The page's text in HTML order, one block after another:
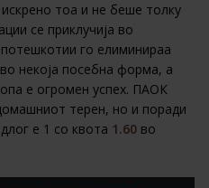
тоа и не беше толку
се приклучија во
го елиминираа
некоја посебна форма, а
е огромен успех. ПАОК
терен, но и поради
е 1 со квота 1.60 во